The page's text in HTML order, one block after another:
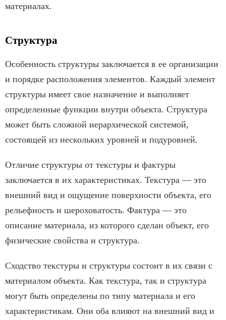
материалах.
Структура
Особенность структуры заключается в ее организации
и порядке расположения элементов. Каждый элемент
структуры имеет свое назначение и выполняет
определенные функции внутри объекта. Структура
может быть сложной иерархической системой,
состоящей из нескольких уровней и подуровней.
Отличие структуры от текстуры и фактуры
заключается в их характеристиках. Текстура — это
внешний вид и ощущение поверхности объекта, его
рельефность и шероховатость. Фактура — это
описание материала, из которого сделан объект, его
физические свойства и структура.
Сходство текстуры и структуры состоит в их связи с
материалом объекта. Как текстура, так и структура
могут быть определены по типу материала и его
характеристикам. Они оба влияют на внешний вид и